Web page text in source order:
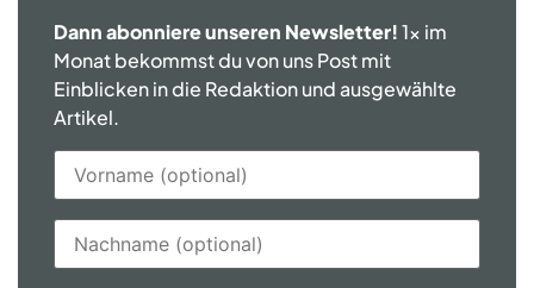
Dann abonniere unseren Newsletter!1x im
Monat bekommst du von uns Post mit
Einblicken in die Redaktion und ausgewählte
Artikel.